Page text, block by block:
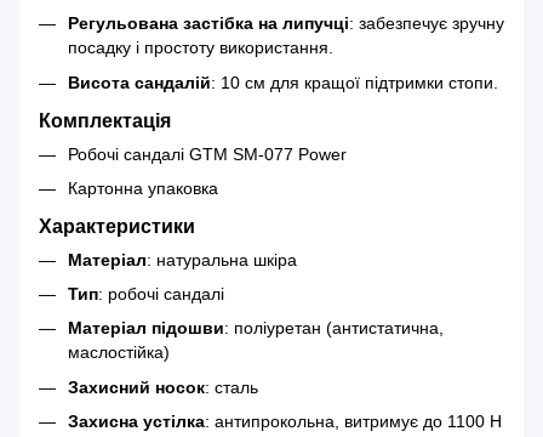
Регульована застібка на липучці: забезпечує зручну
посадку і простоту використання.
Висота сандалій: 10 см для кращої підтримки стопи.
Комплектація
Робочі сандалі GTM SM-077 Power
Картонна упаковка
Характеристики
Матеріал: натуральна шкіра
Тип: робочі сандалі
Матеріал підошви: поліуретан (антистатична,
маслостійка)
Захисний носок: сталь
Захисна устілка: антипрокольна, витримує до 1100 Н